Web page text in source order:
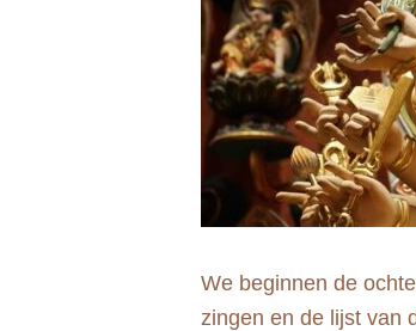
We beginnen de
zingen en de lijst van